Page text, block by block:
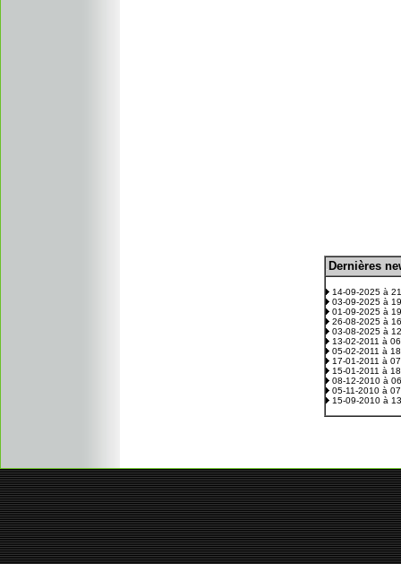
Dernières
14-09-2025 à
03-09-2025 à
01-09-2025 à
26-08-2025 à
03-08-2025 à
13-02-2011 à
05-02-2011 à
17-01-2011 à
15-01-2011 à
08-12-2010 à
05-11-2010 à
15-09-2010 à